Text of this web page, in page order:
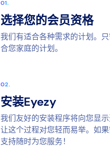
选择您的会员资格
我们有适合各种需求的计划。
合您家庭的计划。
安装Eyezy
我们友好的安装程序将向您显
让这个过程对您轻而易举。如
支持随时为您服务！